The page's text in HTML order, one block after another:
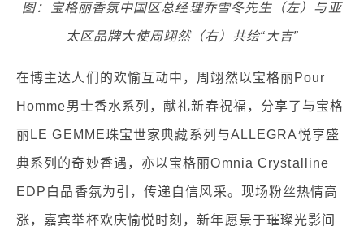
图：宝格丽香氛中国区总经理乔雪冬先生（左）与亚
太区品牌大使周翊然（右）共绘“大吉”
在博主达人们的欢愉互动中，周翊然以宝格丽Pour
Homme男士香水系列，献礼新春祝福，分享了与宝格
丽LE GEMME珠宝世家典藏系列与ALLEGRA悦享盛
典系列的奇妙香遇，亦以宝格丽Omnia Crystalline
EDP白晶香氛为引，传递自信风采。现场粉丝热情高
涨，嘉宾举杯欢庆愉悦时刻，新年愿景于璀璨光影间